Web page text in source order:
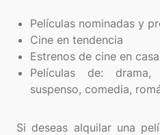
Películas nominadas y
Cine en tendencia
Estrenos de cine en casa
Películas de:
suspenso, comedia,
Si deseas alquilar una